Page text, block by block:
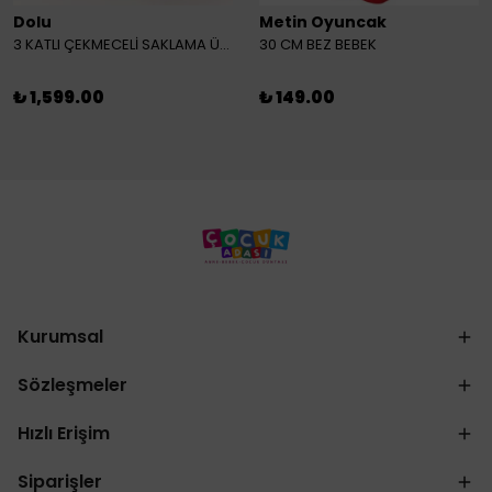
Dolu
3 KATLI ÇEKMECELİ SAKLAMA ÜNİTESİ
₺ 1,599.00
Metin Oyuncak
30 CM BEZ BEBEK
₺ 149.00
Kurumsal
Sözleşmeler
Hızlı Erişim
Siparişler